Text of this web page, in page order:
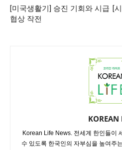
[미국생활기] 승진 기회와 시급
협상 작전
[
KOREAN
Korean Life News. 전세계 한인들이
수 있도록 한국인의 자부심을 높여주